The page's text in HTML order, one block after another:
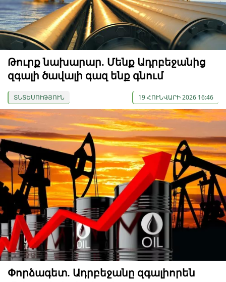
Թուրք նախարար. Մենք Ադրբեջանից
զգալի ծավալի գազ ենք գնում
ՏՆՏԵՍՈՒԹՅՈՒՆ 19 ՀՈՒՆՎԱՐԻ 2026 16:46
Փորձագետ. Ադրբեջանը զգալիորեն